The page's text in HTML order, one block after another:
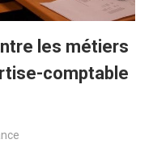
les métiers
comptable